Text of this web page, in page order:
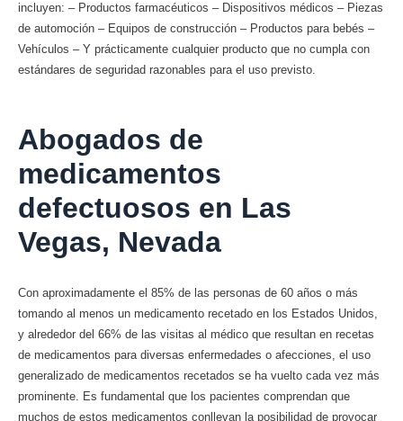
incluyen: – Productos farmacéuticos – Dispositivos médicos – Piezas
de automoción – Equipos de construcción – Productos para bebés –
Vehículos – Y prácticamente cualquier producto que no cumpla con
estándares de seguridad razonables para el uso previsto.
Abogados de
medicamentos
defectuosos en Las
Vegas, Nevada
Con aproximadamente el 85% de las personas de 60 años o más
tomando al menos un medicamento recetado en los Estados Unidos,
y alrededor del 66% de las visitas al médico que resultan en recetas
de medicamentos para diversas enfermedades o afecciones, el uso
generalizado de medicamentos recetados se ha vuelto cada vez más
prominente. Es fundamental que los pacientes comprendan que
muchos de estos medicamentos conllevan la posibilidad de provocar